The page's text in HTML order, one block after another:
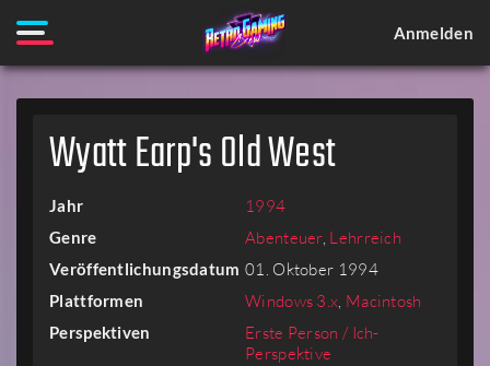
Anmelden
Wyatt Earp's Old West
Jahr 1994
Genre Abenteuer, Lehrreich
Veröffentlichungsdatum 01. Oktober 1994
Plattformen Windows 3.x, Macintosh
Perspektiven
Erste Person / Ich-
Perspektive